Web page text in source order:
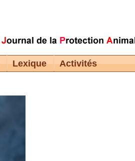
Lexique Activités